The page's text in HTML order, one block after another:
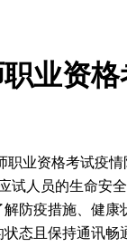
业资
业资格考试疫
人员的生命安
防疫措施、健康
态且保持通讯畅